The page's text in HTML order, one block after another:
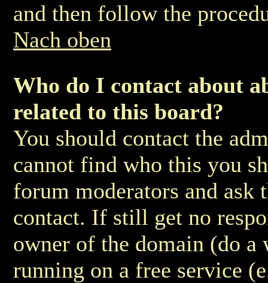
and then follow the
Nach oben
Who do I contact about
related to this board?
You should contact the
cannot find who this you
forum moderators and
contact. If still get no
owner of the domain (do
running on a free service